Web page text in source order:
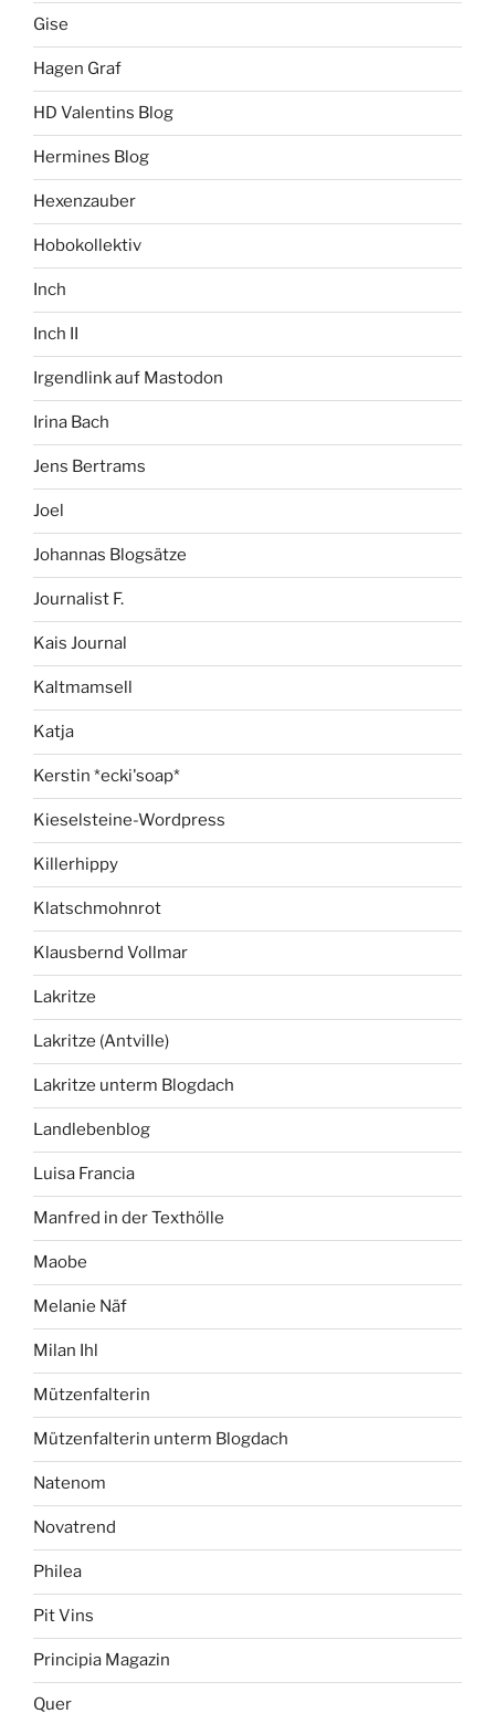
Gise
Hagen Graf
HD Valentins Blog
Hermines Blog
Hexenzauber
Hobokollektiv
Inch
Inch II
Irgendlink auf Mastodon
Irina Bach
Jens Bertrams
Joel
Johannas Blogsätze
Journalist F.
Kais Journal
Kaltmamsell
Katja
Kerstin *ecki'soap*
Kieselsteine-Wordpress
Killerhippy
Klatschmohnrot
Klausbernd Vollmar
Lakritze
Lakritze (Antville)
Lakritze unterm Blogdach
Landlebenblog
Luisa Francia
Manfred in der Texthölle
Maobe
Melanie Näf
Milan Ihl
Mützenfalterin
Mützenfalterin unterm Blogdach
Natenom
Novatrend
Philea
Pit Vins
Principia Magazin
Quer